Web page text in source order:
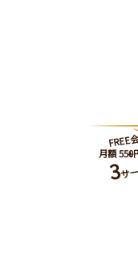
月額 550
FREE
+
3サ